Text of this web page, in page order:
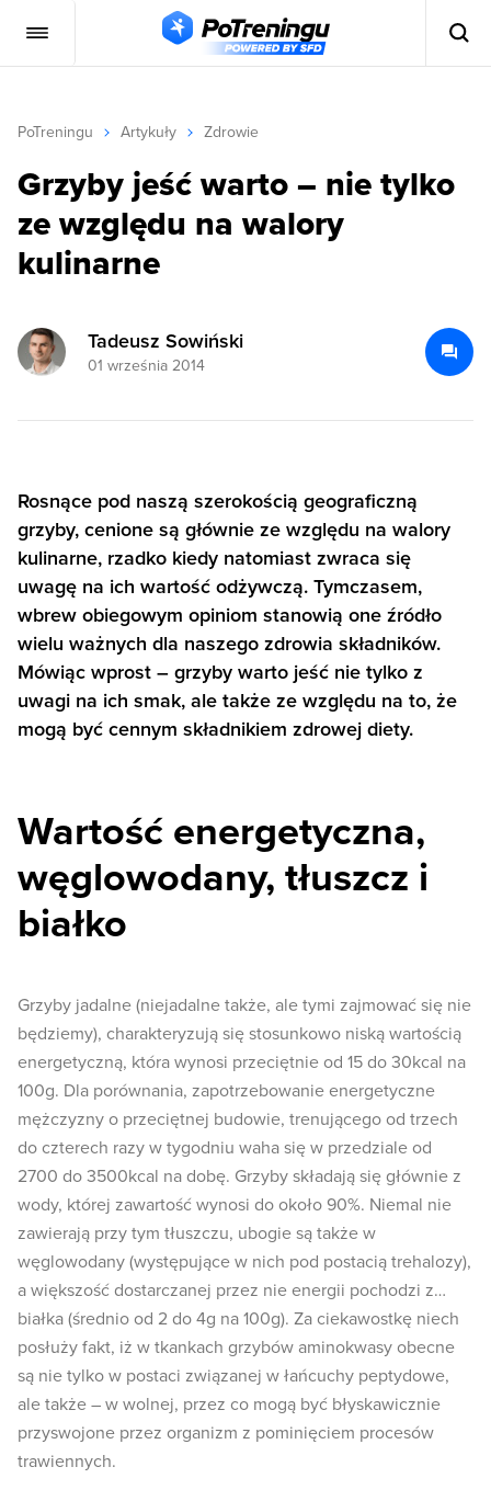
PoTreningu Artykuły Zdrowie
Grzyby jeść warto – nie tylko
ze względu na walory
kulinarne
Tadeusz Sowiński
01 września 2014
Rosnące pod naszą szerokością geograficzną
grzyby, cenione są głównie ze względu na walory
kulinarne, rzadko kiedy natomiast zwraca się
uwagę na ich wartość odżywczą. Tymczasem,
wbrew obiegowym opiniom stanowią one źródło
wielu ważnych dla naszego zdrowia składników.
Mówiąc wprost – grzyby warto jeść nie tylko z
uwagi na ich smak, ale także ze względu na to, że
mogą być cennym składnikiem zdrowej diety.
Wartość energetyczna,
węglowodany, tłuszcz i
białko
Grzyby jadalne (niejadalne także, ale tymi zajmować się nie
będziemy), charakteryzują się stosunkowo niską wartością
energetyczną, która wynosi przeciętnie od 15 do 30kcal na
100g. Dla porównania, zapotrzebowanie energetyczne
mężczyzny o przeciętnej budowie, trenującego od trzech
do czterech razy w tygodniu waha się w przedziale od
2700 do 3500kcal na dobę. Grzyby składają się głównie z
wody, której zawartość wynosi do około 90%. Niemal nie
zawierają przy tym tłuszczu, ubogie są także w
węglowodany (występujące w nich pod postacią trehalozy),
a większość dostarczanej przez nie energii pochodzi z…
białka (średnio od 2 do 4g na 100g). Za ciekawostkę niech
posłuży fakt, iż w tkankach grzybów aminokwasy obecne
są nie tylko w postaci związanej w łańcuchy peptydowe,
ale także – w wolnej, przez co mogą być błyskawicznie
przyswojone przez organizm z pominięciem procesów
trawiennych.